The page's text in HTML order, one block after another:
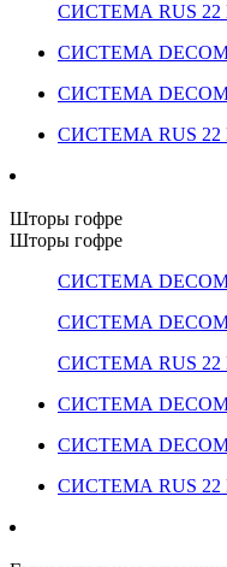
СИСТЕМА RUS
СИСТЕМА
СИСТЕМА
СИСТЕМА RUS
Шторы гофре
Шторы гофре
СИСТЕМА
СИСТЕМА
СИСТЕМА RUS
СИСТЕМА
СИСТЕМА
СИСТЕМА RUS